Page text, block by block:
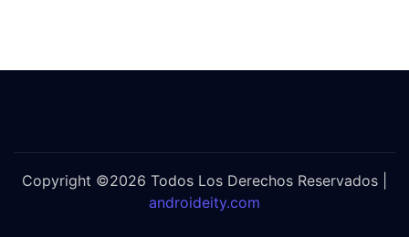
Copyright ©2026 Todos Los Derechos Reservados |
androideity.com